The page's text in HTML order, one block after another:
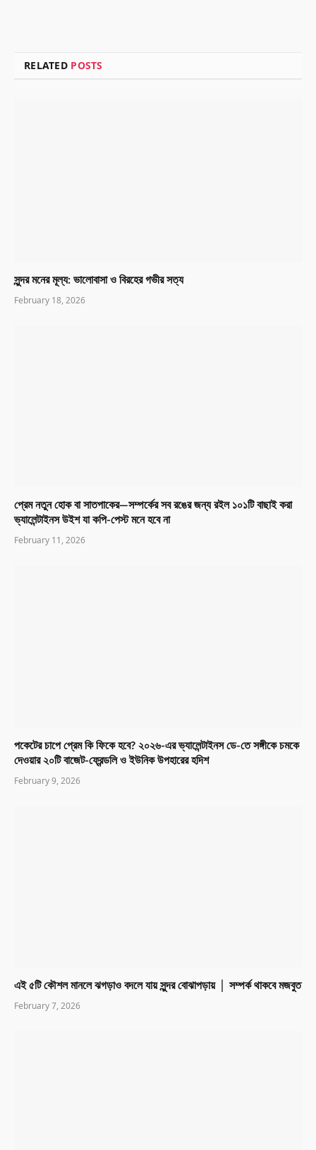
RELATED POSTS
সুন্দর মনের মূল্য: ভালোবাসা ও বিরহের গভীর সত্য
February 18, 2026
প্রেম নতুন হোক বা সাতপাকের—সম্পর্কের সব রঙের জন্য রইল ১০১টি বাছাই করা
ভ্যালেন্টাইনস উইশ যা কপি-পেস্ট মনে হবে না
February 11, 2026
পকেটের চাপে প্রেম কি ফিকে হবে? ২০২৬-এর ভ্যালেন্টাইনস ডে-তে সঙ্গীকে চমকে
দেওয়ার ২০টি বাজেট-ফ্রেন্ডলি ও ইউনিক উপহারের হদিশ
February 9, 2026
এই ৫টি কৌশল মানলে ঝগড়াও বদলে যায় সুন্দর বোঝাপড়ায় │ সম্পর্ক থাকবে মজবুত
February 7, 2026